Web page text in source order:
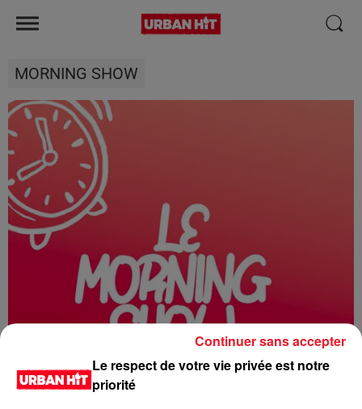
MORNING SHOW
Le respect de votre vie privée est notre
priorité
Continuer sans accepter